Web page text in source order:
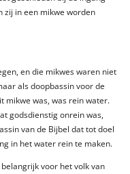
zij in een mikwe worden
en die mikwes waren niet
als doopbassin voor de
mikwe was, was rein water.
godsdienstig onrein was,
van de Bijbel dat tot doel
in het water rein te maken.
voor het volk van